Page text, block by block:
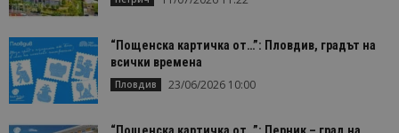
“Пощенска картичка от…”: Пловдив, градът на
всички времена
Пловдив 23/06/2026 10:00